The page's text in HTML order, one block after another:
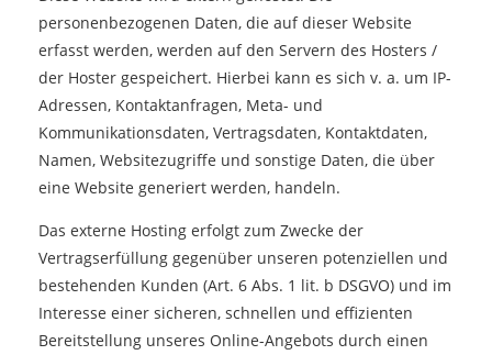
personenbezogenen Daten, die auf dieser Website
erfasst werden, werden auf den Servern des Hosters /
der Hoster gespeichert. Hierbei kann es sich v. a. um IP-
Adressen, Kontaktanfragen, Meta- und
Kommunikationsdaten, Vertragsdaten, Kontaktdaten,
Namen, Websitezugriffe und sonstige Daten, die über
eine Website generiert werden, handeln.
Das externe Hosting erfolgt zum Zwecke der
Vertragserfüllung gegenüber unseren potenziellen und
bestehenden Kunden (Art. 6 Abs. 1 lit. b DSGVO) und im
Interesse einer sicheren, schnellen und effizienten
Bereitstellung unseres Online-Angebots durch einen